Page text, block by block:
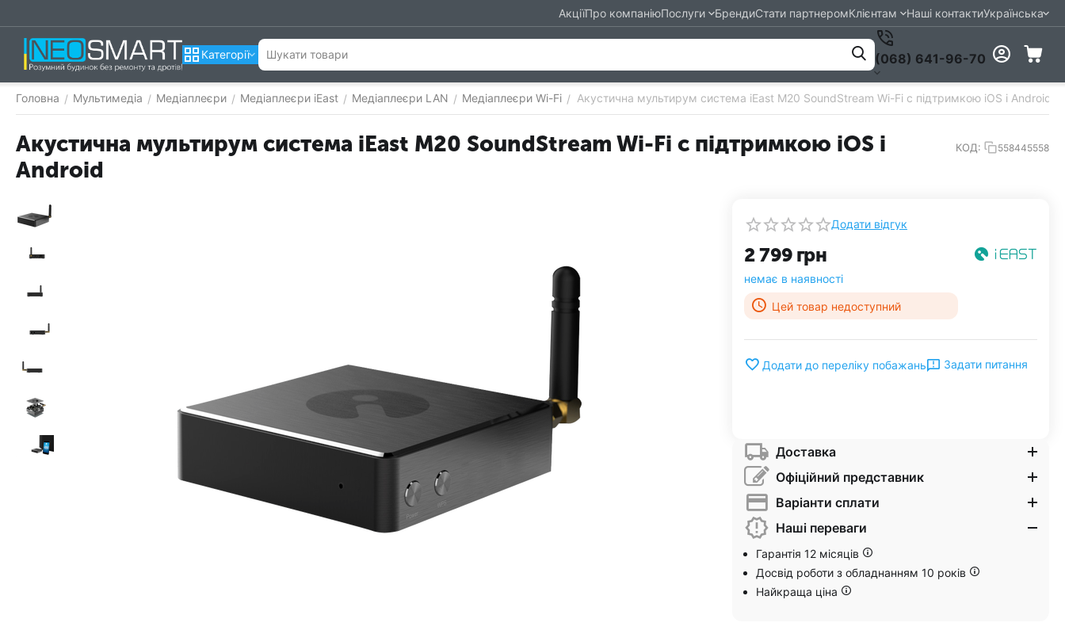
АкціїПро компаніюПослуги БрендиСтати партнеромКлієнтам Наші контактиУкраїнська
Категорії (068) 641-96-70
Головна / Мультимедіа / Медіаплеєри / Медіаплеєри iEast / Медіаплеєри LAN / Медіаплеєри Wi-Fi / Акустична мультирум система iEast M20 SoundStream Wi-Fi c підтримкою iOS і Android
Акустична мультирум система iEast M20 SoundStream Wi-Fi c підтримкою iOS і
Android
КОД: 558445558
Додати відгук
2 799 грн
немає в наявності
Цей товар недоступний
Додати до переліку побажань Задати питання
Доставка
Офіційний представник
Варіанти сплати
Наші переваги
Гарантія 12 місяців
Досвід роботи з обладнанням 10 років
Найкраща ціна